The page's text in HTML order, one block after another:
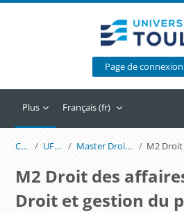
Page de
Plus Français ‎(fr)‎
Cours UFR Droit Master Droit des affaires
M2 Droit des
Droit et gestion du